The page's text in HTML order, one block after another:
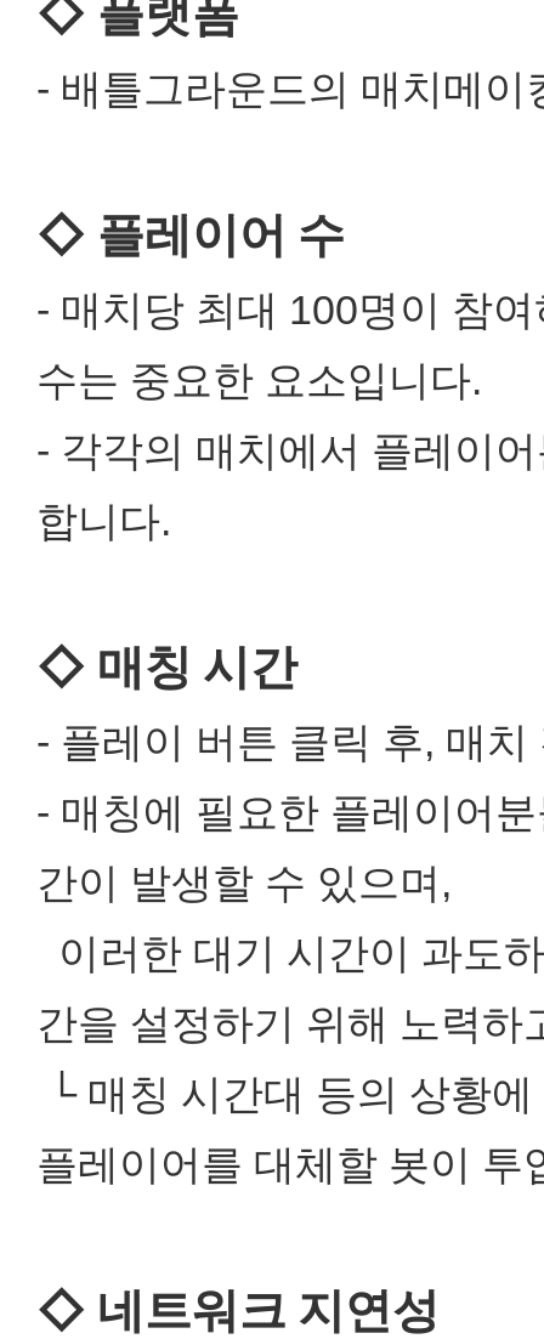
◇ 플랫폼
- 배틀그라운드의 매치메
◇ 플레이어 수
- 매치당 최대 100명이 참
수는 중요한 요소입니다.
- 각각의 매치에서 플레이
합니다.
◇ 매칭 시간
- 플레이 버튼 클릭 후, 매
- 매칭에 필요한 플레이어
간이 발생할 수 있으며,
이러한 대기 시간이 과도
간을 설정하기 위해 노력하
└ 매칭 시간대 등의 상황
플레이어를 대체할 봇이 투
◇ 네트워크 지연성